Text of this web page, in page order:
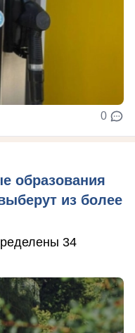
0
образования
из более
34